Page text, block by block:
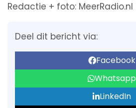
Redactie + foto: MeerRadio.nl
Deel dit bericht via:
Facebook
Whatsapp
LinkedIn